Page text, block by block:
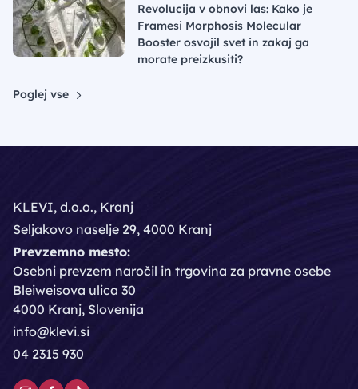
Revolucija v obnovi las: Kako je
Framesi Morphosis Molecular
Booster osvojil svet in zakaj ga
morate preizkusiti?
Poglej vse
KLEVI, d.o.o., Kranj
Seljakovo naselje 29, 4000 Kranj
Prevzemno mesto:
Osebni prevzem naročil in trgovina za pravne osebe
Bleiweisova ulica 30
4000 Kranj, Slovenija
info@klevi.si
04 2315 930